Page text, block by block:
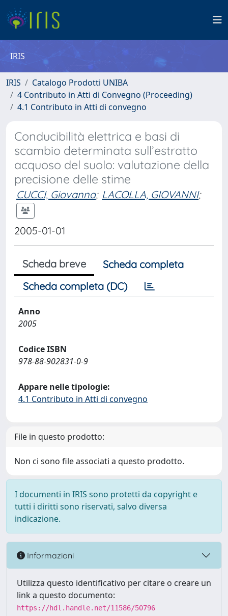
IRIS
IRIS
Catalogo Prodotti UNIBA
4 Contributo in Atti di Convegno (Proceeding)
4.1 Contributo in Atti di convegno
Conducibilità elettrica e basi di
scambio determinata sull’estratto
acquoso del suolo: valutazione della
precisione delle stime
CUCCI, Giovanna; LACOLLA, GIOVANNI;
2005-01-01
Scheda breve
Scheda completa
Scheda completa (DC)
Anno
2005
Codice ISBN
978-88-902831-0-9
Appare nelle tipologie:
4.1 Contributo in Atti di convegno
File in questo prodotto:
Non ci sono file associati a questo prodotto.
I documenti in IRIS sono protetti da copyright e
tutti i diritti sono riservati, salvo diversa
indicazione.
Informazioni
Utilizza questo identificativo per citare o creare un
link a questo documento:
https://hdl.handle.net/11586/50796